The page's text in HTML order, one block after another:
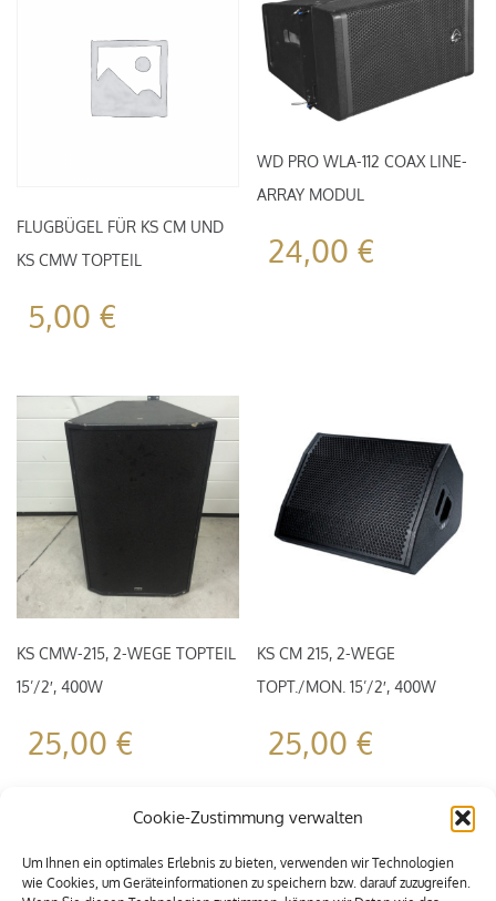
Cookie-Zustimmung verwalten
Um Ihnen ein optimales Erlebnis zu bieten, verwenden wir Technologien
wie Cookies, um Geräteinformationen zu speichern bzw. darauf zuzugreifen.
FLUGBÜGEL FÜR KS CM UND
KS CMW TOPTEIL
5,00 €
WD PRO WLA-112 COAX LINE-
ARRAY MODUL
24,00 €
KS CMW-215, 2-WEGE TOPTEIL
15’/2′, 400W
25,00 €
KS CM 215, 2-WEGE
TOPT./MON. 15’/2′, 400W
25,00 €